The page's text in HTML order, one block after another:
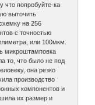
что попробуйте-ка
выточить
на 256
с точностью
или 100мкм.
микроштамповка
то, что было не под
она резко
производство
компонентов и
их размер и